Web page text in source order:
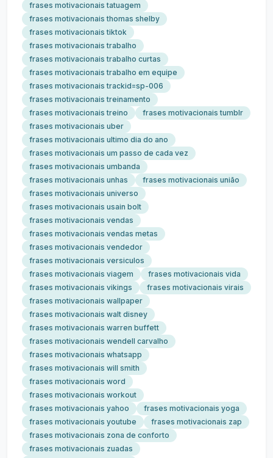
frases motivacionais tatuagem
frases motivacionais thomas shelby
frases motivacionais tiktok
frases motivacionais trabalho
frases motivacionais trabalho curtas
frases motivacionais trabalho em equipe
frases motivacionais trackid=sp-006
frases motivacionais treinamento
frases motivacionais treino
frases motivacionais tumblr
frases motivacionais uber
frases motivacionais ultimo dia do ano
frases motivacionais um passo de cada vez
frases motivacionais umbanda
frases motivacionais unhas
frases motivacionais união
frases motivacionais universo
frases motivacionais usain bolt
frases motivacionais vendas
frases motivacionais vendas metas
frases motivacionais vendedor
frases motivacionais versiculos
frases motivacionais viagem
frases motivacionais vida
frases motivacionais vikings
frases motivacionais virais
frases motivacionais wallpaper
frases motivacionais walt disney
frases motivacionais warren buffett
frases motivacionais wendell carvalho
frases motivacionais whatsapp
frases motivacionais will smith
frases motivacionais word
frases motivacionais workout
frases motivacionais yahoo
frases motivacionais yoga
frases motivacionais youtube
frases motivacionais zap
frases motivacionais zona de conforto
frases motivacionais zuadas